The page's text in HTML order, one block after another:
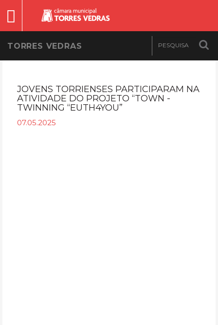
TORRES VEDRAS
JOVENS TORRIENSES PARTICIPARAM NA
ATIVIDADE DO PROJETO “TOWN -
TWINNING “EUTH4YOU”
07.05.2025